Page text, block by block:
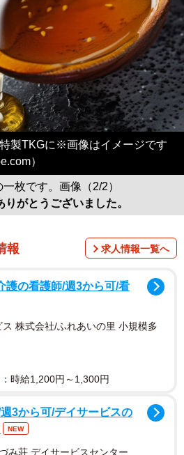
製TKGに※画像はイメージです
）
枚です。画像（2/2）
りがとうございました。
報 求人情報一覧へ
護の看護師/週3から可/看
株式会社/ふれあいの里 小規模多
時給1,200円～1,300円
3から可/デイサービスの
NEW
み荘 デイサービスセンター